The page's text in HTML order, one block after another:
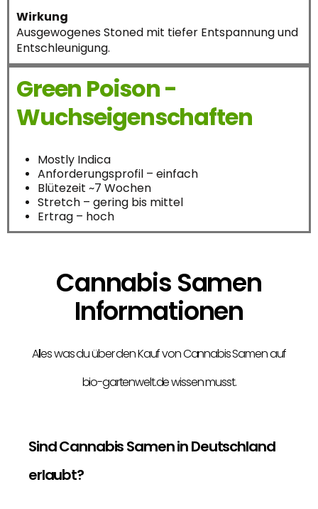
Wirkung
Ausgewogenes Stoned mit tiefer Entspannung und
Entschleunigung.
Green Poison -
Wuchseigenschaften
Mostly Indica
Anforderungsprofil – einfach
Blütezeit ~7 Wochen
Stretch – gering bis mittel
Ertrag – hoch
Cannabis Samen
Informationen
Alles was du über den Kauf von Cannabis Samen auf
bio-gartenwelt.de wissen musst.
Sind Cannabis Samen in Deutschland
erlaubt?